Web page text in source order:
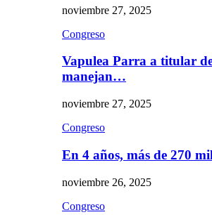
noviembre 27, 2025
Congreso
Vapulea Parra a titular
manejan…
noviembre 27, 2025
Congreso
En 4 años, más de 270
noviembre 26, 2025
Congreso